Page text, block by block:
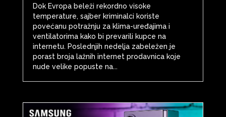
Dok Evropa beleži rekordno visoke
temperature, sajber kriminalci koriste
povećanu potražnju za klima-uređajima i
ventilatorima kako bi prevarili kupce na
internetu. Poslednjih nedelja zabeležen je
porast broja lažnih internet prodavnica koje
nude velike popuste na...